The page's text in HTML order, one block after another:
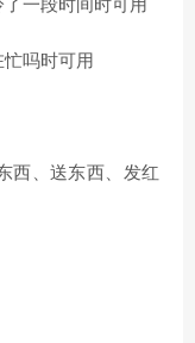
一段时间时可用
吗时可用
西、送东西、发红